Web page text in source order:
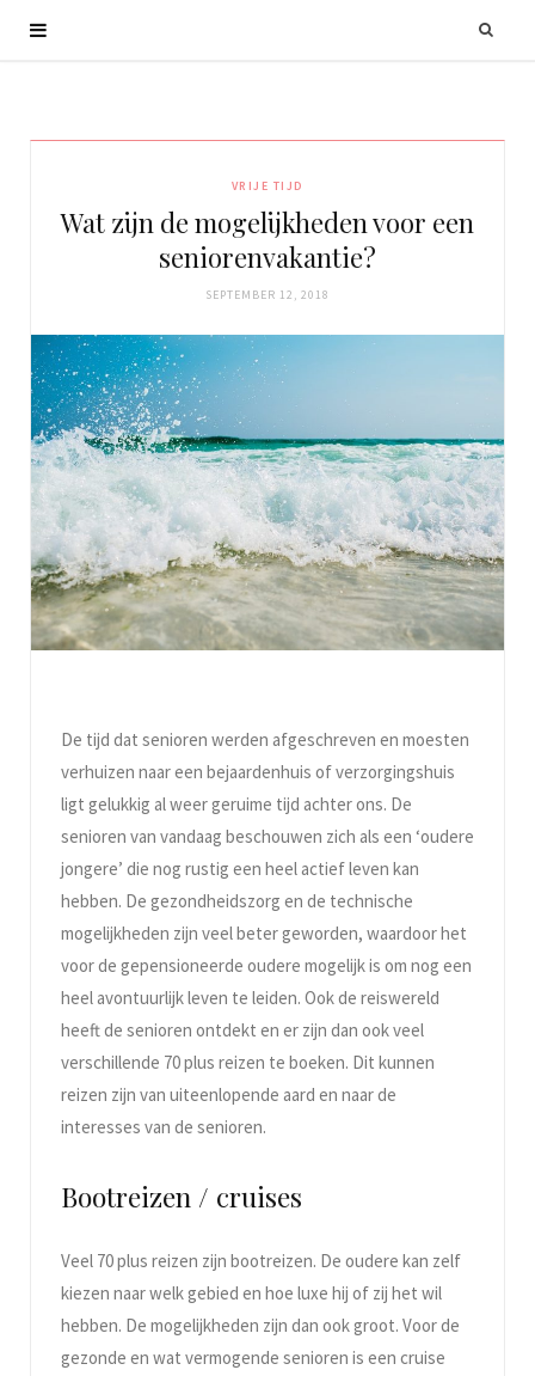
VRIJE TIJD
Wat zijn de mogelijkheden voor een
seniorenvakantie?
SEPTEMBER 12, 2018
De tijd dat senioren werden afgeschreven en moesten
verhuizen naar een bejaardenhuis of verzorgingshuis
ligt gelukkig al weer geruime tijd achter ons. De
senioren van vandaag beschouwen zich als een ‘oudere
jongere’ die nog rustig een heel actief leven kan
hebben. De gezondheidszorg en de technische
mogelijkheden zijn veel beter geworden, waardoor het
voor de gepensioneerde oudere mogelijk is om nog een
heel avontuurlijk leven te leiden. Ook de reiswereld
heeft de senioren ontdekt en er zijn dan ook veel
verschillende 70 plus reizen te boeken. Dit kunnen
reizen zijn van uiteenlopende aard en naar de
interesses van de senioren.
Bootreizen / cruises
Veel 70 plus reizen zijn bootreizen. De oudere kan zelf
kiezen naar welk gebied en hoe luxe hij of zij het wil
hebben. De mogelijkheden zijn dan ook groot. Voor de
gezonde en wat vermogende senioren is een cruise